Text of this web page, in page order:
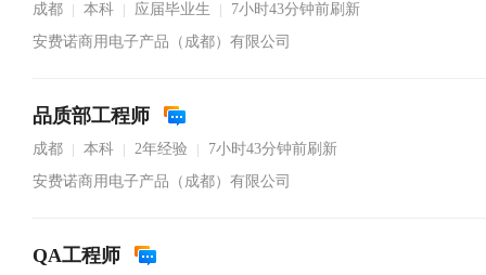
成都 本科 应届毕业生
7小时43分钟前刷新
安费诺商用电子产品（成都）有限公司
品质部工程师
成都 本科 2年经验
7小时43分钟前刷新
安费诺商用电子产品（成都）有限公司
QA工程师